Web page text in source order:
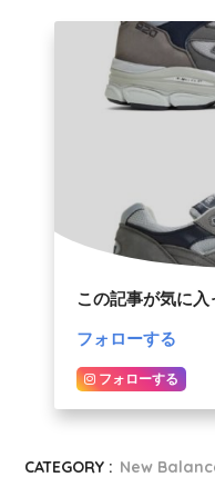
この記事が気に入
フォローする
フォローする
CATEGORY : New